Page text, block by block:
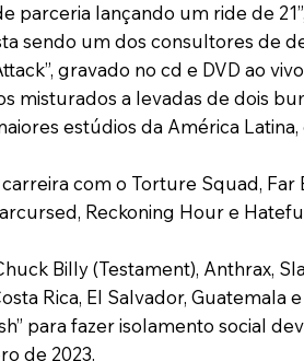
lançando um ride de
sendo um dos consultores de
gravado no cd e DVD ao
a levadas de dois
estúdios da América
com o Torture Squad,
Reckoning Hour e
Billy (Testament), Anthrax,
Rica, El Salvador, Guatemala
para fazer isolamento social
de 2023.